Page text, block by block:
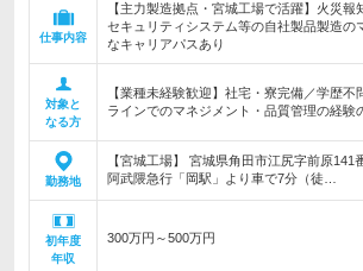
仕事内容
【主力製造拠点・宮城工場で活躍】火災報
セキュリティシステム等の自社製品製造の
なキャリアパスあり
対象と
なる方
【業種未経験歓迎】社宅・寮完備／学歴不
ラインでのマネジメント・品質管理の経験
勤務地
【宮城工場】 宮城県角田市江尻字前原141
阿武隈急行「岡駅」より車で7分（徒…
初年度
年収
300万円～500万円